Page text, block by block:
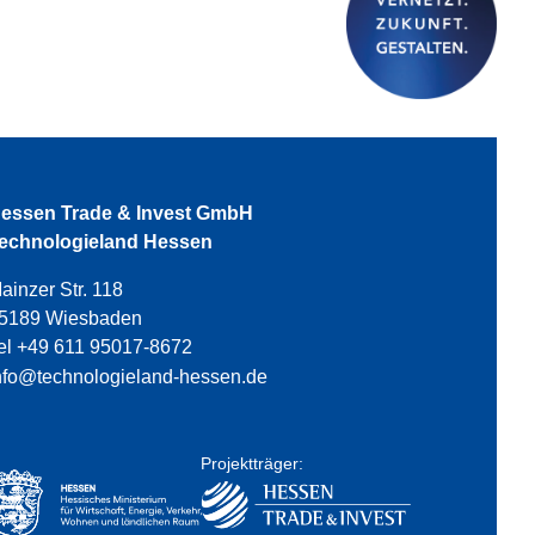
Trade & Invest GmbH
Hessen
Str. 118
Wiesbaden
+49 611 95017-8672
hessen.de
Projektträger: